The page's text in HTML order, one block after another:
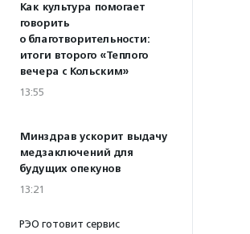
Как культура помогает
говорить
о благотворительности:
итоги второго «Теплого
вечера с Кольским»
13:55
Минздрав ускорит выдачу
медзаключений для
будущих опекунов
13:21
РЭО готовит сервис